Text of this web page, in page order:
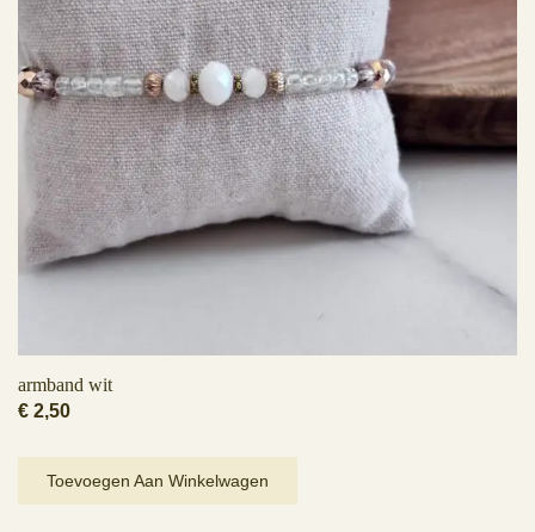
armband wit
€ 2,50
Toevoegen Aan Winkelwagen